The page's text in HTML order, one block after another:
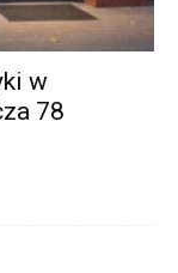
w
78